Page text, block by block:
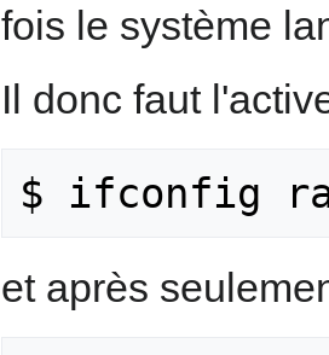
fois le système
Il donc faut
et après